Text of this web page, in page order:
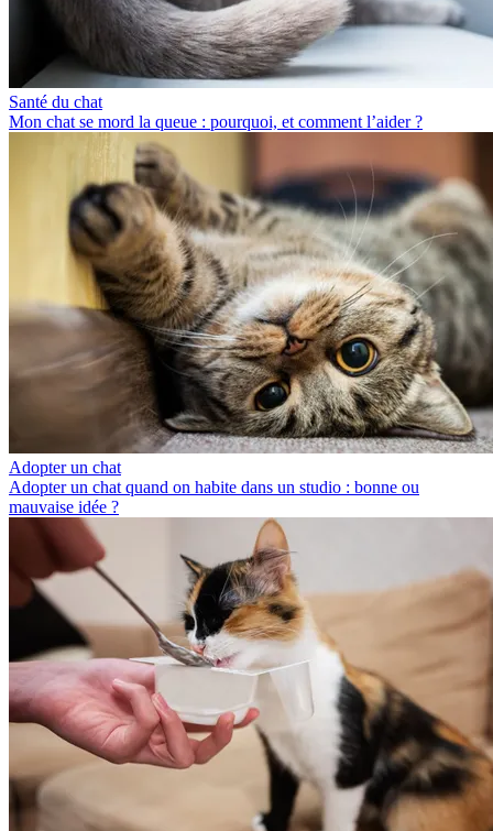
Santé du chat
Mon chat se mord la queue : pourquoi, et comment l’aider ?
Adopter un chat
Adopter un chat quand on habite dans un studio : bonne ou
mauvaise idée ?